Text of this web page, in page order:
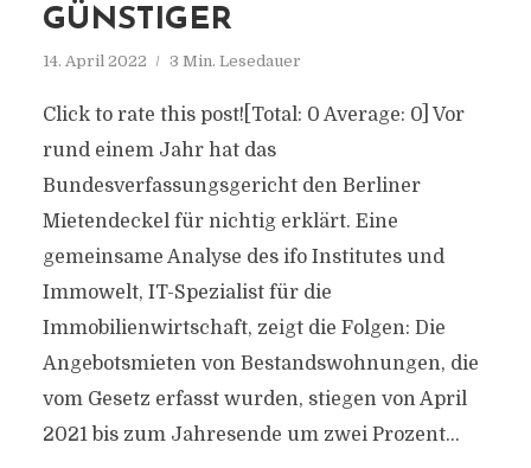
GÜNSTIGER
14. April 2022 3 Min. Lesedauer
Click to rate this post![Total: 0 Average: 0] Vor
rund einem Jahr hat das
Bundesverfassungsgericht den Berliner
Mietendeckel für nichtig erklärt. Eine
gemeinsame Analyse des ifo Institutes und
Immowelt, IT-Spezialist für die
Immobilienwirtschaft, zeigt die Folgen: Die
Angebotsmieten von Bestandswohnungen, die
vom Gesetz erfasst wurden, stiegen von April
2021 bis zum Jahresende um zwei Prozent...